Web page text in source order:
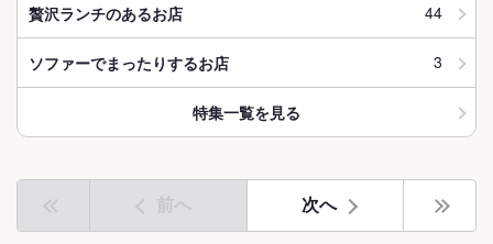
贅沢ランチのあるお店 44
ソファーでまったりするお店 3
特集一覧を見る
前へ 次へ